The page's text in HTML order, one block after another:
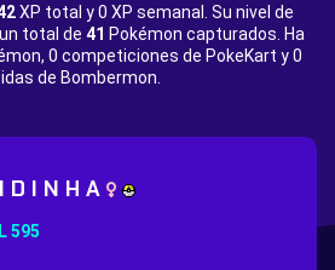
XP total y0 XP semanal. Su nivel de
total de 41 Pokémon capturados. Ha
0 competiciones de PokeKart y0
de Bombermon.
D I N H A
595